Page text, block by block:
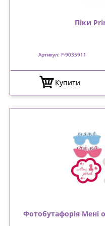
Піки
Артикул: F-9035911
Купити
Фотобутафорія